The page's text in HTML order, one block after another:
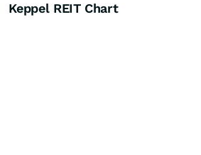
Keppel REIT Chart